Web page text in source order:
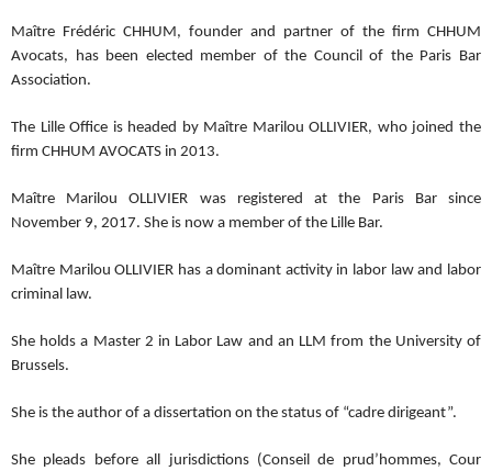
Maître Frédéric CHHUM, founder and partner of the firm CHHUM
Avocats, has been elected member of the Council of the Paris Bar
Association.
The Lille Office is headed by Maître Marilou OLLIVIER, who joined the
firm CHHUM AVOCATS in 2013.
Maître Marilou OLLIVIER was registered at the Paris Bar since
November 9, 2017. She is now a member of the Lille Bar.
Maître Marilou OLLIVIER has a dominant activity in labor law and labor
criminal law.
She holds a Master 2 in Labor Law and an LLM from the University of
Brussels.
She is the author of a dissertation on the status of “cadre dirigeant”.
She pleads before all jurisdictions (Conseil de prud’hommes, Cour